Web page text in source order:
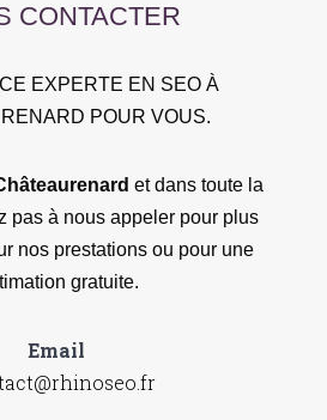
CONTACTER
EXPERTE EN SEO À
POUR VOUS.
et dans toute la
pas à nous appeler pour plus
nos prestations ou pour une
gratuite.
Email